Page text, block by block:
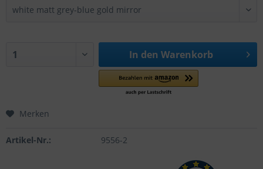
In den Warenkorb
Merken
Artikel-Nr.: 9556-2